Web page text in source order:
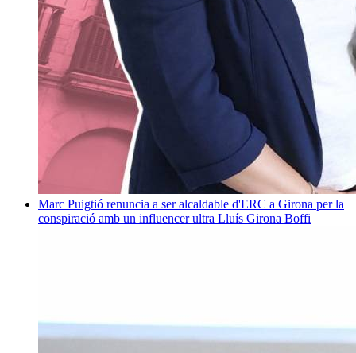
Marc Puigtió renuncia a ser alcaldable d'ERC a Girona per la
conspiració amb un influencer ultra Lluís Girona Boffi